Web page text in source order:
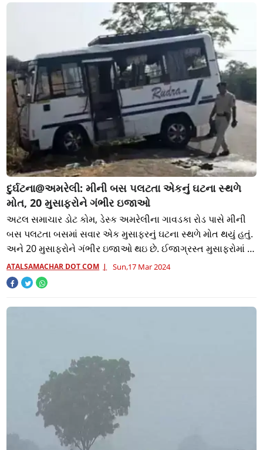
દુર્ઘટના@અમરેલી: મીની બસ પલટતા એકનું ઘટના સ્થળે
મોત, 20 મુસાફરોને ગંભીર ઇજાઓ
અટલ સમાચાર ડોટ કોમ, ડેસ્ક અમરેલીના ગાવડકા રોડ પાસે મીની
બસ પલટતા બસમાં સવાર એક મુસાફરનું ઘટના સ્થળે મોત થયું હતું.
અને 20 મુસાફરોને ગંભીર ઇજાઓ થઇ છે. ઈજાગ્રસ્ત મુસાફરોમાં 2
મુસાફરોની સ્થિતિ ગંભીર હોવ
ATALSAMACHAR DOT COM Sun,17 Mar 2024